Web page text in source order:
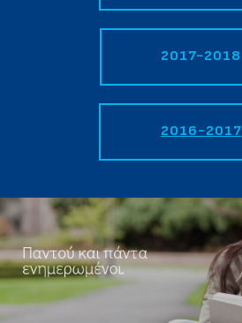
2017-2018
2016-2017